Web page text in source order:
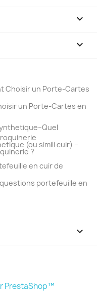


Choisir un Porte-Cartes
un Porte-Cartes en
(ou simili cuir) –
?
en cuir de
portefeuille en
keyboard_arrow_down
PrestaShop™